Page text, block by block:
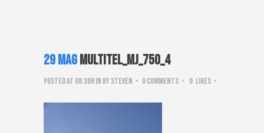
29 MagMultitel_mj_750_4
Posted at 08:38hin by steven 0 Comments 0 Likes